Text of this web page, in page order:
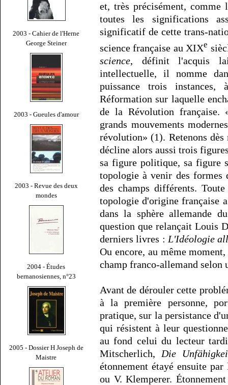
2003 - Cahier de l'Herne
George Steiner
2003 - Gueules d'amour
2003 - Revue des deux
mondes
2004 - Études
bernanosiennes, n°23
2005 - Dossier H Joseph de
Maistre
et, très précisément, comme
toutes les significations
significatif de cette trans-
science française au XIXe
science, définit l'acquis
intellectuelle, il nomme
puissance trois
Réformation sur laquelle
de la Révolution française.
grands mouvements
révolution» (1). Retenons
décline alors aussi trois
sa figure politique, sa figure
topologie à venir des
des champs différents.
topologie d'origine française
dans la sphère allemande
question que relançait Louis
derniers livres : L'Idéologie
Ou encore, au même
champ franco-allemand selon
Avant de dérouler cette
à la première personne,
pratique, sur la persistance
qui résistent à leur
au fond celui du lecteur
Mitscherlich, Die
étonnement étayé ensuite
ou V. Klemperer.